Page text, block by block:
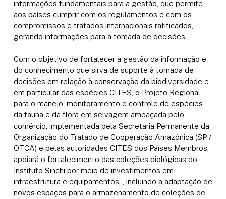
informações fundamentais para a gestão, que permite
aos países cumprir com os regulamentos e com os
compromissos e tratados internacionais ratificados,
gerando informações para a tomada de decisões.
Com o objetivo de fortalecer a gestão da informação e
do conhecimento que sirva de suporte à tomada de
decisões em relação à conservação da biodiversidade e
em particular das espécies CITES, o Projeto Regional
para o manejo, monitoramento e controle de espécies
da fauna e da flora em selvagem ameaçada pelo
comércio, implementada pela Secretaria Permanente da
Organização do Tratado de Cooperação Amazônica (SP /
OTCA) e pelas autoridades CITES dos Países Membros,
apoiará o fortalecimento das coleções biológicas do
Instituto Sinchi por meio de investimentos em
infraestrutura e equipamentos. , incluindo a adaptação de
novos espaços para o armazenamento de coleções de